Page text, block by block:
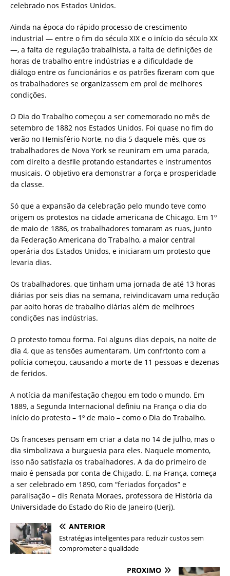
celebrado nos Estados Unidos.
Ainda na época do rápido processo de crescimento
industrial — entre o fim do século XIX e o início do século XX
—, a falta de regulação trabalhista, a falta de definições de
horas de trabalho entre indústrias e a dificuldade de
diálogo entre os funcionários e os patrões fizeram com que
os trabalhadores se organizassem em prol de melhores
condições.
O Dia do Trabalho começou a ser comemorado no mês de
setembro de 1882 nos Estados Unidos. Foi quase no fim do
verão no Hemisfério Norte, no dia 5 daquele mês, que os
trabalhadores de Nova York se reuniram em uma parada,
com direito a desfile protando estandartes e instrumentos
musicais. O objetivo era demonstrar a força e prosperidade
da classe.
Só que a expansão da celebração pelo mundo teve como
origem os protestos na cidade americana de Chicago. Em 1º
de maio de 1886, os trabalhadores tomaram as ruas, junto
da Federação Americana do Trabalho, a maior central
operária dos Estados Unidos, e iniciaram um protesto que
levaria dias.
Os trabalhadores, que tinham uma jornada de até 13 horas
diárias por seis dias na semana, reivindicavam uma redução
par aoito horas de trabalho diárias além de melhroes
condições nas indústrias.
O protesto tomou forma. Foi alguns dias depois, na noite de
dia 4, que as tensões aumentaram. Um confrtonto com a
polícia começou, causando a morte de 11 pessoas e dezenas
de feridos.
A notícia da manifestação chegou em todo o mundo. Em
1889, a Segunda Internacional definiu na França o dia do
início do protesto – 1º de maio – como o Dia do Trabalho.
Os franceses pensam em criar a data no 14 de julho, mas o
dia simbolizava a burguesia para eles. Naquele momento,
isso não satisfazia os trabalhadores. A da do primeiro de
maio é pensada por conta de Chigado. E, na França, começa
a ser celebrado em 1890, com “feriados forçados” e
paralisação – dis Renata Moraes, professora de História da
Universidade do Estado do Rio de Janeiro (Uerj).
ANTERIOR
Estratégias inteligentes para reduzir custos sem
comprometer a qualidade
PRÓXIMO